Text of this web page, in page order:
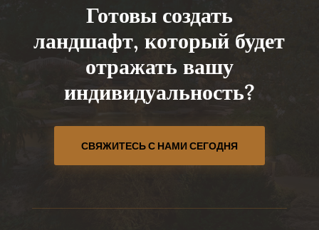
Готовы создать
ландшафт, который будет
отражать вашу
индивидуальность?
СВЯЖИТЕСЬ С НАМИ СЕГОДНЯ